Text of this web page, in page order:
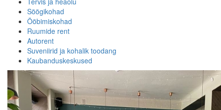
Söögikohad
Ööbimiskohad
Ruumide rent
Autorent
Suveniirid ja kohalik toodang
Kaubanduskeskused